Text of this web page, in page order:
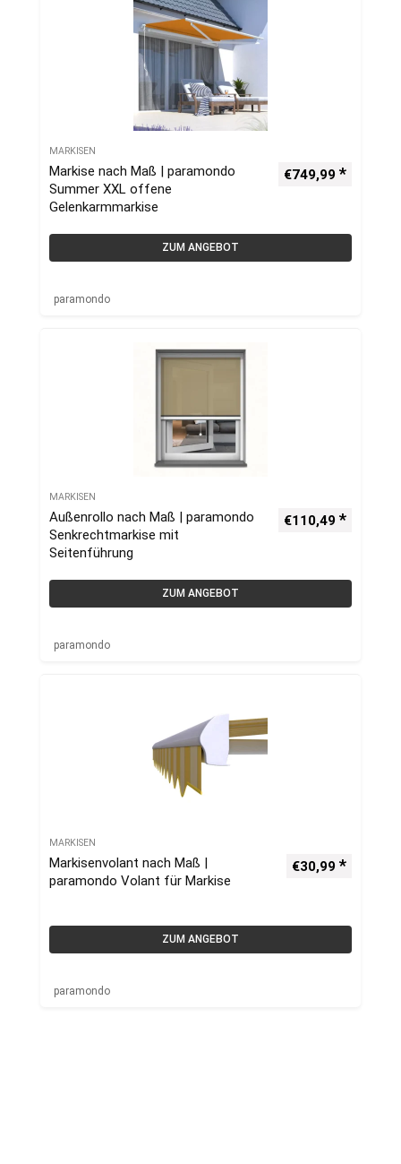
MARKISEN
Markise nach Maß | paramondo
Summer XXL offene
Gelenkarmmarkise
€749,99
ZUM ANGEBOT
paramondo
MARKISEN
Außenrollo nach Maß | paramondo
Senkrechtmarkise mit
Seitenführung
€110,49
ZUM ANGEBOT
paramondo
MARKISEN
Markisenvolant nach Maß |
paramondo Volant für Markise
€30,99
ZUM ANGEBOT
paramondo